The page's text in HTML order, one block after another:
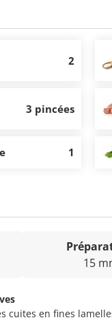
2
3 pincées
1
15
cuites en fines